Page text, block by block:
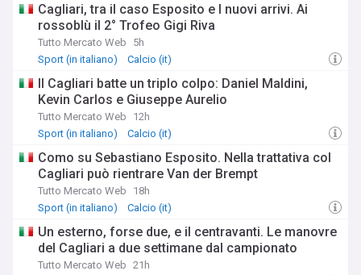
Cagliari, tra il caso Esposito e I nuovi arrivi. Ai
rossoblù il 2° Trofeo Gigi Riva
Tutto Mercato Web
5h
Sport (in italiano)
Calcio (it)
Il Cagliari batte un triplo colpo: Daniel Maldini,
Kevin Carlos e Giuseppe Aurelio
Tutto Mercato Web
12h
Sport (in italiano)
Calcio (it)
Como su Sebastiano Esposito. Nella trattativa col
Cagliari può rientrare Van der Brempt
Tutto Mercato Web
18h
Sport (in italiano)
Calcio (it)
Un esterno, forse due, e il centravanti. Le manovre
del Cagliari a due settimane dal campionato
Tutto Mercato Web 21h